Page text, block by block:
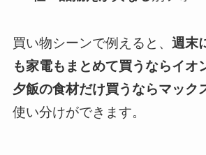
買い物シーンで例えると、 週末
も家電もまとめて買うならイオ
夕飯の食材だけ買うならマック
使い分けができます。